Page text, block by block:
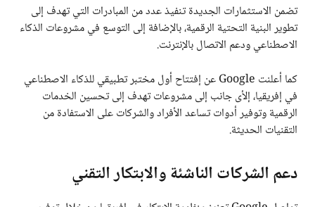
تضمن الاستثمارات الجديدة تنفيذ عدد من المبادرات التي تهدف إلى
تطوير البنية التحتية الرقمية، بالإضافة إلى التوسع في مشروعات الذكاء
الاصطناعي ودعم الاتصال بالإنترنت.
كما أعلنت Google عن إفتتاح أول مختبر تطبيقي للذكاء الاصطناعي
في إفريقيا، إلأى جانب إلى مشروعات تهدف إلى تحسين الخدمات
الرقمية وتوفير أدوات تساعد الأفراد والشركات على الاستفادة من
التقنيات الحديثة.
دعم الشركات الناشئة والابتكار التقني